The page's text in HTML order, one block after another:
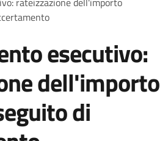
esecutivo:
dell'importo
di